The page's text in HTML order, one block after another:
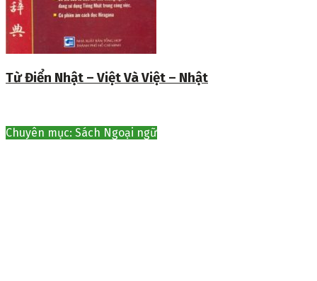
Từ Điển Nhật – Việt Và Việt – Nhật
Chuyên mục: Sách Ngoại ngữ